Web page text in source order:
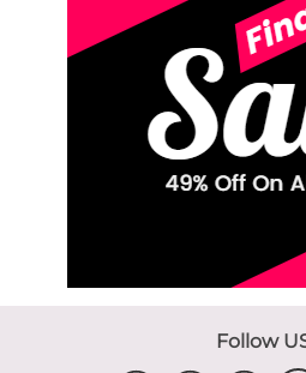
Follow